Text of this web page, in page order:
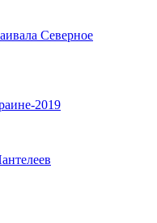
Северное
2019